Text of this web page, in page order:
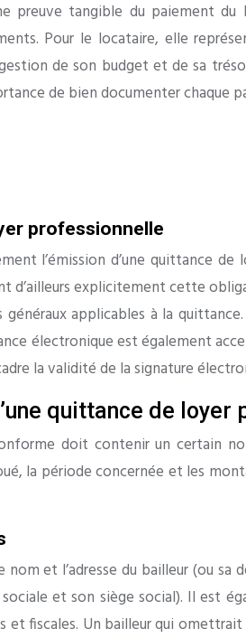
preuve tangible du paiement
Pour le locataire, elle
de son budget et de sa
de bien documenter chaque
professionnelle
l’émission d’une quittance
explicitement cette
applicables à la
électronique est également
la validité de la signature
quittance de loyer
doit contenir un certain
la période concernée et les
et l’adresse du bailleur (ou sa
et son siège social). Il est
fiscales. Un bailleur qui